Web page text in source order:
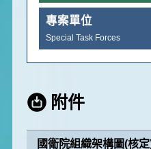
專案單位
Special Task Forces
附件
國衛院組織架構圖(核